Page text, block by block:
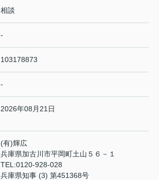
相談
-
103178873
-
2026年08月21日
(有)輝広
兵庫県加古川市平岡町土山５６－１
TEL:0120-928-028
兵庫県知事 (3) 第451368号